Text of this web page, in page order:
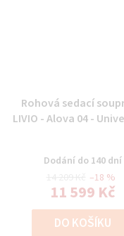
Rohová sedací
LIVIO - Alova 04 -
Dodání do 140 dní
11 599 Kč
–18 %
DO KOŠÍKU